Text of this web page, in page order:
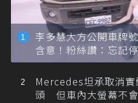
李多慧大方公開車牌
含意！粉絲讚：忘記
忙找車
Mercedes坦承取消實
頭 但車內大螢幕不